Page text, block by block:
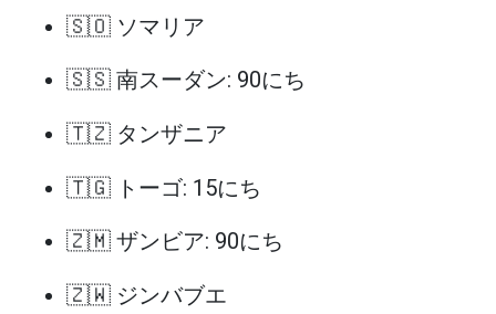
🇸🇴 ソマリア
🇸🇸 南スーダン: 90にち
🇹🇿 タンザニア
🇹🇬 トーゴ: 15にち
🇿🇲 ザンビア: 90にち
🇿🇼 ジンバブエ